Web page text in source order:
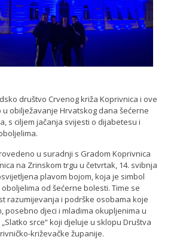
društvo Crvenog križa Koprivnica i ove
u obilježavanje Hrvatskog dana šećerne
s ciljem jačanja svijesti o dijabetesu i
u suradnji s Gradom Koprivnica
na Zrinskom trgu u četvrtak, 14. svibnja
plavom bojom, koja je simbol
od šećerne bolesti. Time se
razumijevanja i podrške osobama koje
posebno djeci i mladima okupljenima u
srce“ koji djeluje u sklopu Društva
križevačke županije.